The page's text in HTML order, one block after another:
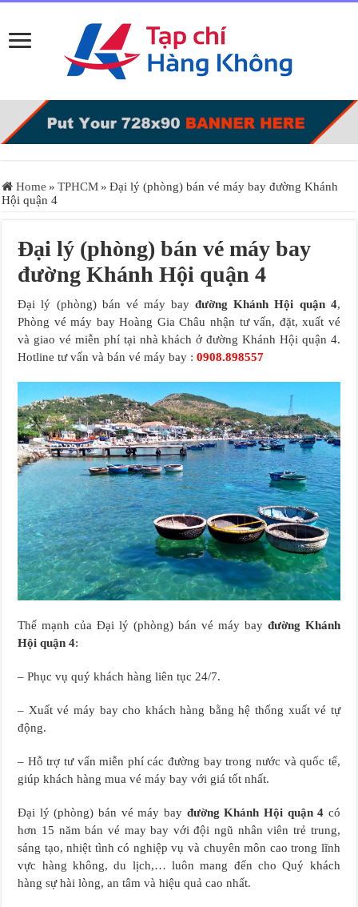
Home » TPHCM » Đại lý (phòng) bán vé máy bay đường Khánh
Hội quận 4
Đại lý (phòng) bán vé máy bay
đường Khánh Hội quận 4
Đại lý (phòng) bán vé máy bayđường Khánh Hội quận 4,
Phòng vé máy bay Hoàng Gia Châu nhận tư vấn, đặt, xuất vé
và giao vé miễn phí tại nhà khách ở đường Khánh Hội quận 4.
Hotline tư vấn và bán vé máy bay :0908.898557
Thế mạnh của Đại lý (phòng) bán vé máy bay đường Khánh
Hội quận 4:
– Phục vụ quý khách hàng liên tục 24/7.
– Xuất vé máy bay cho khách hàng bằng hệ thống xuất vé tự
động.
– Hỗ trợ tư vấn miễn phí các đường bay trong nước và quốc tế,
giúp khách hàng mua vé máy bay với giá tốt nhất.
Đại lý (phòng) bán vé máy bay đường Khánh Hội quận 4 có
hơn 15 năm bán vé may bay với đội ngũ nhân viên trẻ trung,
sáng tạo, nhiệt tình có nghiệp vụ và chuyên môn cao trong lĩnh
vực hàng không, du lịch,… luôn mang đến cho Quý khách
hàng sự hài lòng, an tâm và hiệu quả cao nhất.